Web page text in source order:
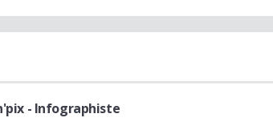
- Infographiste